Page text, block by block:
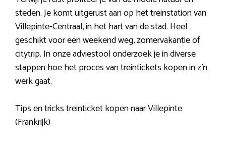
steden. Je komt uitgerust aan op het treinstation van
Villepinte-Centraal, in het hart van de stad. Heel
geschikt voor een weekend weg, zomervakantie of
citytrip. In onze adviestool onderzoek je in diverse
stappen hoe het proces van treintickets kopen in z’n
werk gaat.
Tips en tricks treinticket kopen naar Villepinte
(Frankrijk)